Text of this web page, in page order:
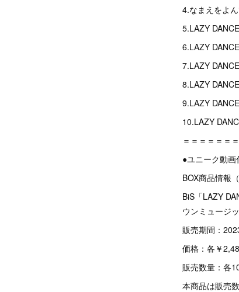
4.なまえをよ
5.LAZY
6.LAZY
7.LAZY
8.LAZY
9.LAZY
10.LAZY
＝＝＝＝＝＝
●ユニーク動画
BOX商品情報
BiS「LAZY
ウンミュージ
販売期間：
価格：各￥
販売数量：各
本商品は販売